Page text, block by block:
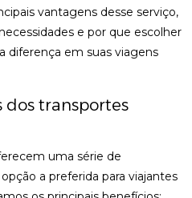
vantagens desse serviço,
e por que escolher
diferença em suas viagens
dos transportes
uma série de
a preferida para viajantes